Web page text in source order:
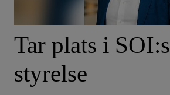
Tar plats i SOI:s
styrelse